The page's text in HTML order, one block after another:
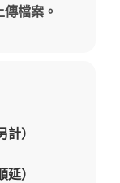
檔案。
）
）